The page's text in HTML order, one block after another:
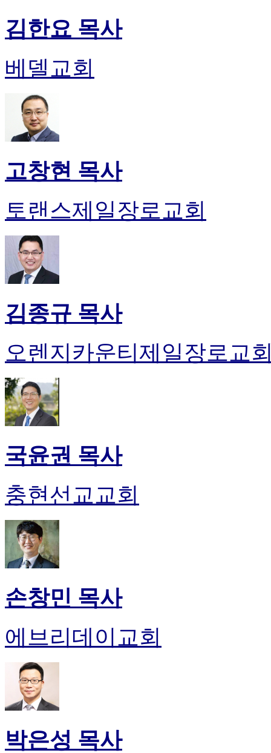
김한요 목사
베델교회
고창현 목사
토랜스제일장로교회
김종규 목사
오렌지카운티제일장로교
국윤권 목사
충현선교교회
손창민 목사
에브리데이교회
박은성 목사